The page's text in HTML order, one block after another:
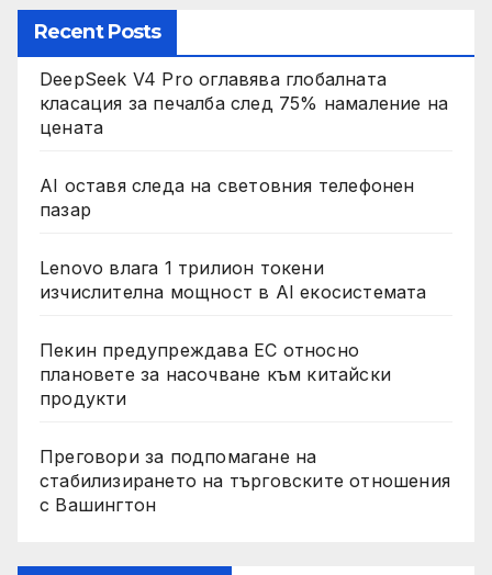
Recent Posts
DeepSeek V4 Pro оглавява глобалната
класация за печалба след 75% намаление на
цената
AI оставя следа на световния телефонен
пазар
Lenovo влага 1 трилион токени
изчислителна мощност в AI екосистемата
Пекин предупреждава ЕС относно
плановете за насочване към китайски
продукти
Преговори за подпомагане на
стабилизирането на търговските отношения
с Вашингтон